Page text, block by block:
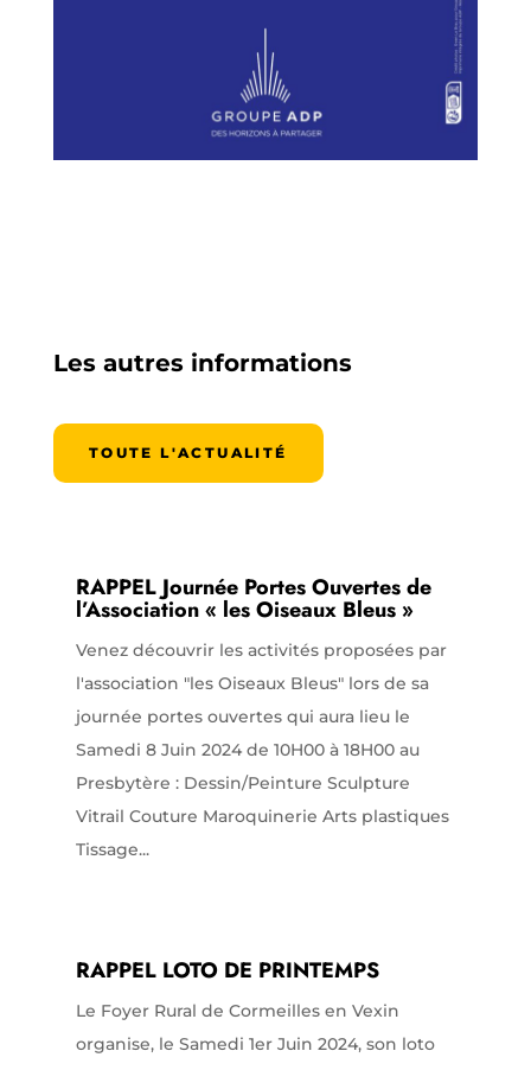
Les autres informations
TOUTE L'ACTUALITÉ
RAPPEL Journée Portes Ouvertes de
l’Association « les Oiseaux Bleus »
Venez découvrir les activités proposées par
l'association "les Oiseaux Bleus" lors de sa
journée portes ouvertes qui aura lieu le
Samedi 8 Juin 2024 de 10H00 à 18H00 au
Presbytère : Dessin/Peinture Sculpture
Vitrail Couture Maroquinerie Arts plastiques
Tissage...
RAPPEL LOTO DE PRINTEMPS
Le Foyer Rural de Cormeilles en Vexin
organise, le Samedi 1er Juin 2024, son loto